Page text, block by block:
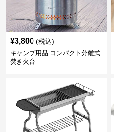
¥3,800 (税込)
キャンプ用品 コンパクト分離式
焚き火台